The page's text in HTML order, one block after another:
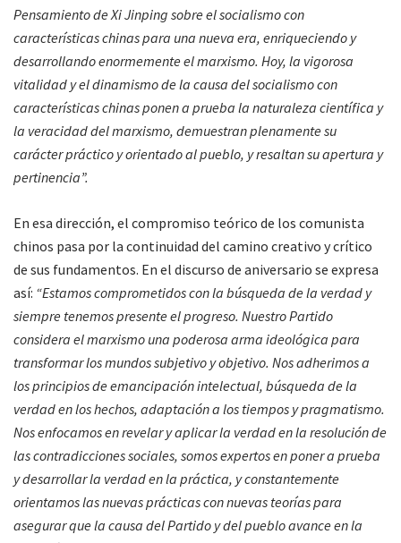
Pensamiento de Xi Jinping sobre el socialismo con
características chinas para una nueva era, enriqueciendo y
desarrollando enormemente el marxismo. Hoy, la vigorosa
vitalidad y el dinamismo de la causa del socialismo con
características chinas ponen a prueba la naturaleza científica y
la veracidad del marxismo, demuestran plenamente su
carácter práctico y orientado al pueblo, y resaltan su apertura y
pertinencia”.
En esa dirección, el compromiso teórico de los comunista
chinos pasa por la continuidad del camino creativo y crítico
de sus fundamentos. En el discurso de aniversario se expresa
así: “Estamos comprometidos con la búsqueda de la verdad y
siempre tenemos presente el progreso. Nuestro Partido
considera el marxismo una poderosa arma ideológica para
transformar los mundos subjetivo y objetivo. Nos adherimos a
los principios de emancipación intelectual, búsqueda de la
verdad en los hechos, adaptación a los tiempos y pragmatismo.
Nos enfocamos en revelar y aplicar la verdad en la resolución de
las contradicciones sociales, somos expertos en poner a prueba
y desarrollar la verdad en la práctica, y constantemente
orientamos las nuevas prácticas con nuevas teorías para
asegurar que la causa del Partido y del pueblo avance en la